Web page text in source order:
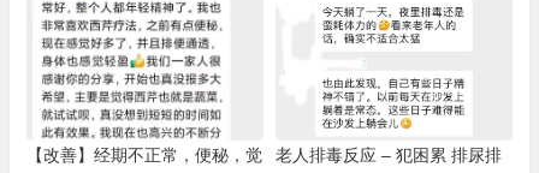
【改善】经期不正常，便秘，觉
老人排毒反应 – 犯困累 排尿排